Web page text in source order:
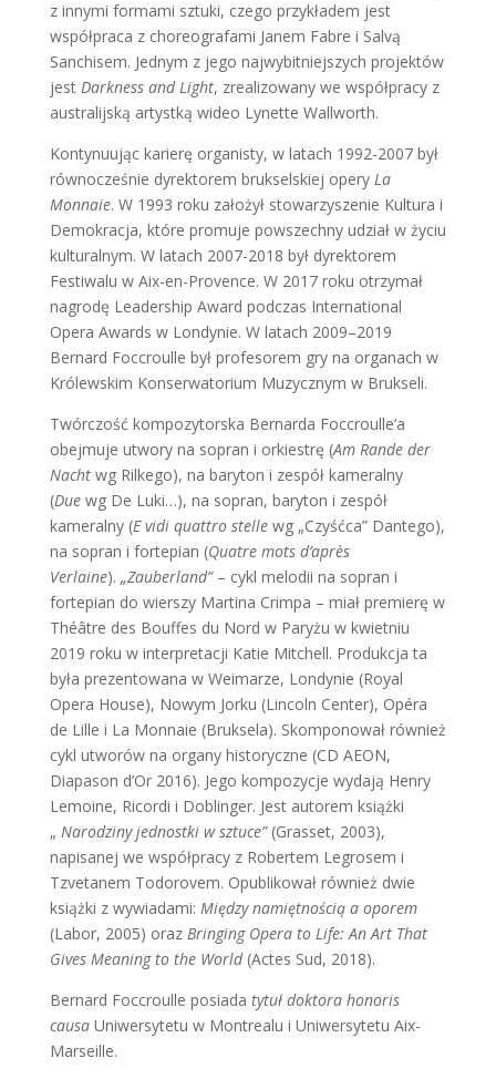
z innymi formami sztuki, czego przykładem jest
współpraca z choreografami Janem Fabre i Salvą
Sanchisem. Jednym z jego najwybitniejszych projektów
jest Darkness and Light, zrealizowany we współpracy z
australijską artystką wideo Lynette Wallworth.
Kontynuując karierę organisty, w latach 1992-2007 był
równocześnie dyrektorem brukselskiej opery La
Monnaie. W 1993 roku założył stowarzyszenie Kultura i
Demokracja, które promuje powszechny udział w życiu
kulturalnym. W latach 2007-2018 był dyrektorem
Festiwalu w Aix-en-Provence. W 2017 roku otrzymał
nagrodę Leadership Award podczas International
Opera Awards w Londynie. W latach 2009–2019
Bernard Foccroulle był profesorem gry na organach w
Królewskim Konserwatorium Muzycznym w Brukseli.
Twórczość kompozytorska Bernarda Foccroulle’a
obejmuje utwory na sopran i orkiestrę (Am Rande der
Nachtwg Rilkego), na baryton i zespół kameralny
(Duewg De Luki…), na sopran, baryton i zespół
kameralny (E vidi quattro stellewg „Czyśćca” Dantego),
na sopran i fortepian (Quatre mots d’après
Verlaine). „Zauberland”– cykl melodii na sopran i
fortepian do wierszy Martina Crimpa – miał premierę w
Théâtre des Bouffes du Nord w Paryżu w kwietniu
2019 roku w interpretacji Katie Mitchell. Produkcja ta
była prezentowana w Weimarze, Londynie (Royal
Opera House), Nowym Jorku (Lincoln Center), Opéra
de Lille i La Monnaie (Bruksela). Skomponował również
cykl utworów na organy historyczne (CD AEON,
Diapason d’Or 2016). Jego kompozycje wydają Henry
Lemoine, Ricordi i Doblinger. Jest autorem książki
„ Narodziny jednostki w sztuce”(Grasset, 2003),
napisanej we współpracy z Robertem Legrosem i
Tzvetanem Todorovem. Opublikował również dwie
książki z wywiadami: Między namiętnością a oporem
(Labor, 2005) oraz Bringing Opera to Life: An Art That
Gives Meaning to the World(Actes Sud, 2018).
Bernard Foccroulle posiada tytuł doktora honoris
causaUniwersytetu w Montrealu i Uniwersytetu Aix-
Marseille.